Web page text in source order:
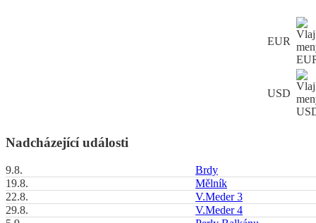
EUR
USD
Nadcházející události
9.8.
Brdy
19.8.
Mělník
22.8.
V.Meder 3
29.8.
V.Meder 4